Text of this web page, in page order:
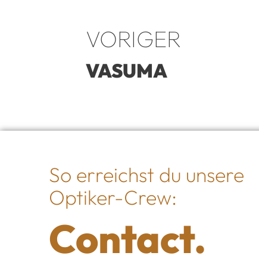
VORIGER
VASUMA
So erreichst du unsere
Optiker-Crew:
Contact.